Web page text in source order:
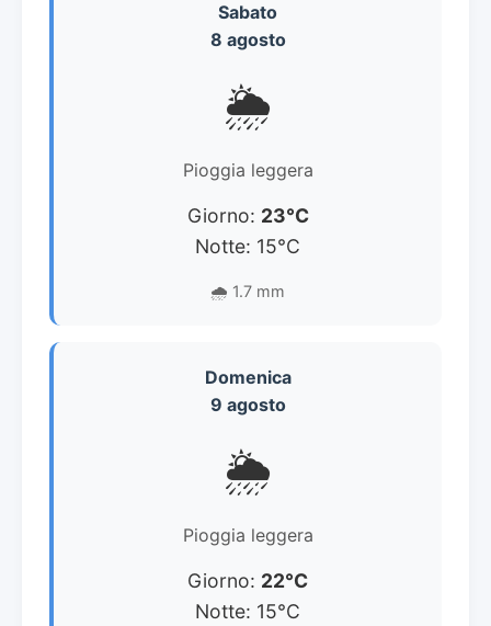
Sabato
8 agosto
🌦️
Pioggia leggera
Giorno: 23°C
Notte: 15°C
🌧️ 1.7 mm
Domenica
9 agosto
🌦️
Pioggia leggera
Giorno: 22°C
Notte: 15°C